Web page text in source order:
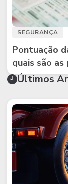
SEGURANÇA
Pontuação
quais são as
Últimos